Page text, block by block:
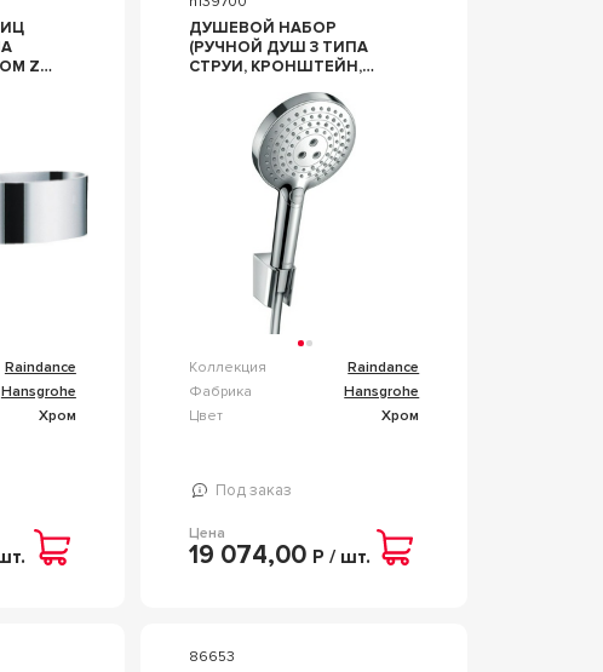
Raindance
Hansgrohe
Хром
ДУШЕВОЙ НАБОР
(РУЧНОЙ ДУШ 3 ТИПА
СТРУИ, КРОНШТЕЙН,
HANSGROHE RAINDANCE
26721000
Коллекция
Raindance
Фабрика
Hansgrohe
Цвет
Хром
Под заказ
Цена
19 074,00 Р / шт.
86653